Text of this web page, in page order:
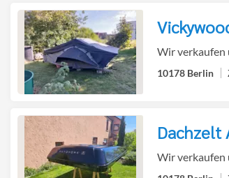
zur
Detailseite
Wir verkaufen
10178 Berlin
zur
Dachzelt
Wir verkaufen